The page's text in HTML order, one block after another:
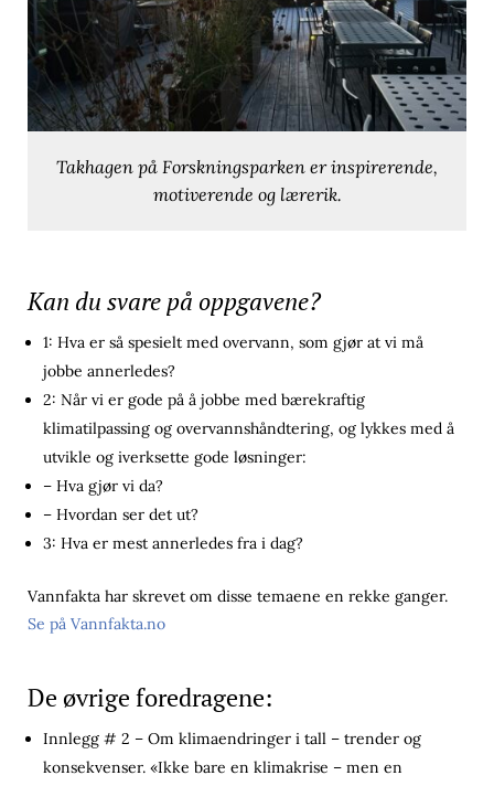
Takhagen på Forskningsparken er inspirerende,
motiverende og lærerik.
Kan du svare på oppgavene?
1: Hva er så spesielt med overvann, som gjør at vi må
jobbe annerledes?
2: Når vi er gode på å jobbe med bærekraftig
klimatilpassing og overvannshåndtering, og lykkes med å
utvikle og iverksette gode løsninger:
– Hva gjør vi da?
– Hvordan ser det ut?
3: Hva er mest annerledes fra i dag?
Vannfakta har skrevet om disse temaene en rekke ganger.
Se på Vannfakta.no
De øvrige foredragene:
Innlegg # 2 – Om klimaendringer i tall – trender og
konsekvenser. «Ikke bare en klimakrise – men en